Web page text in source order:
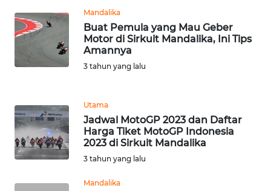
Mandalika
Buat Pemula yang Mau Geber
Motor di Sirkuit Mandalika, Ini Tips
Amannya
3 tahun yang lalu
Utama
Jadwal MotoGP 2023 dan Daftar
Harga Tiket MotoGP Indonesia
2023 di Sirkuit Mandalika
3 tahun yang lalu
Mandalika
WN
LANGKAT
WN
TANJUNG
LESUNG